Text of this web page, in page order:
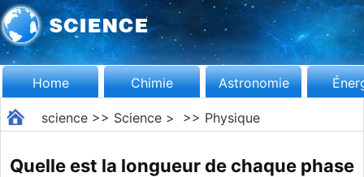
Home Chimie Astronomie
science>> Science> >> Physique
Quelle est la longueur de chaque phase